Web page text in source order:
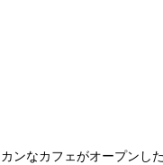
ンなカフェがオープンし